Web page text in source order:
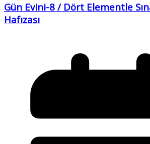
Gün Evini-8 / Dört Elementle
Hafızası